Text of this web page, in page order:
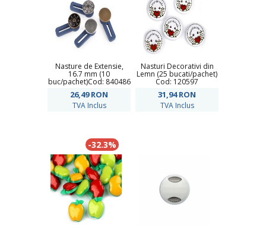
Nasture de Extensie,
16.7 mm (10
buc/pachet)Cod: 840486
26,49RON
TVA Inclus
Nasturi Decorativi din
Lemn (25 bucati/pachet)
Cod: 120597
31,94RON
TVA Inclus
-32.3%